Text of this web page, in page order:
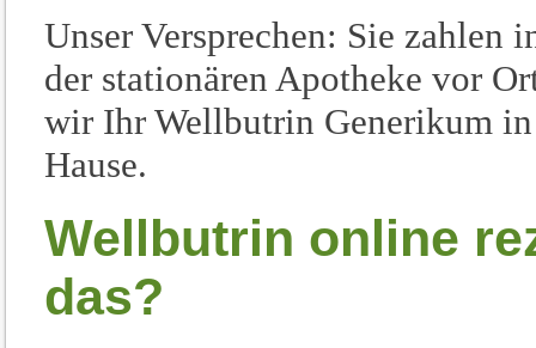
Unser Versprechen: Sie zahlen
der stationären Apotheke vor
wir Ihr Wellbutrin Generikum
Hause.
Wellbutrin online
das?